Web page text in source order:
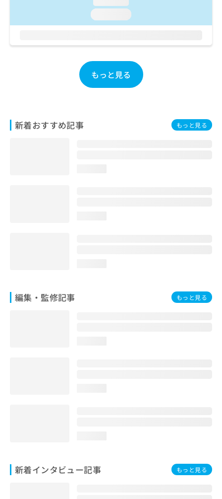
もっと見る
新着おすすめ記事 もっと見る
編集・監修記事 もっと見る
新着インタビュー記事 もっと見る
い
わ